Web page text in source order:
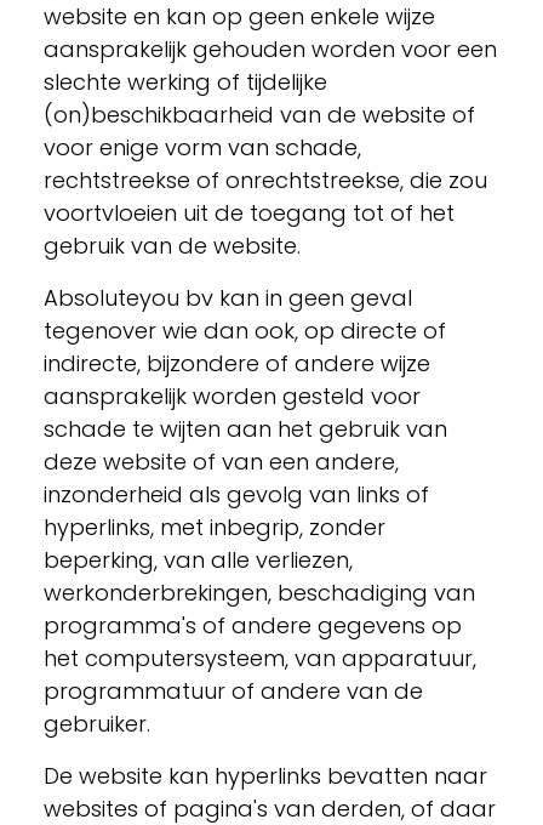
website en kan op geen enkele wijze
aansprakelijk gehouden worden voor een
slechte werking of tijdelijke
(on)beschikbaarheid van de website of
voor enige vorm van schade,
rechtstreekse of onrechtstreekse, die zou
voortvloeien uit de toegang tot of het
gebruik van de website.
Absoluteyou bv kan in geen geval
tegenover wie dan ook, op directe of
indirecte, bijzondere of andere wijze
aansprakelijk worden gesteld voor
schade te wijten aan het gebruik van
deze website of van een andere,
inzonderheid als gevolg van links of
hyperlinks, met inbegrip, zonder
beperking, van alle verliezen,
werkonderbrekingen, beschadiging van
programma's of andere gegevens op
het computersysteem, van apparatuur,
programmatuur of andere van de
gebruiker.
De website kan hyperlinks bevatten naar
websites of pagina's van derden, of daar